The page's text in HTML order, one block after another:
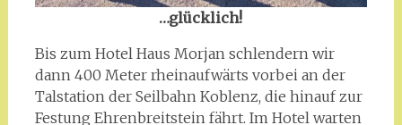
…glücklich!
Bis zum Hotel Haus Morjan schlendern wir
dann 400 Meter rheinaufwärts vorbei an der
Talstation der Seilbahn Koblenz, die hinauf zur
Festung Ehrenbreitstein fährt. Im Hotel warten